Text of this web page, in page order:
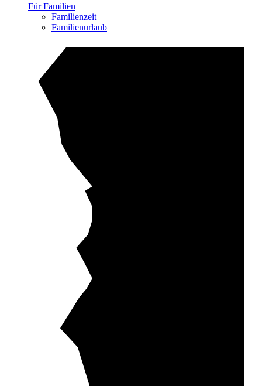
Für Familien
Familienzeit
Familienurlaub